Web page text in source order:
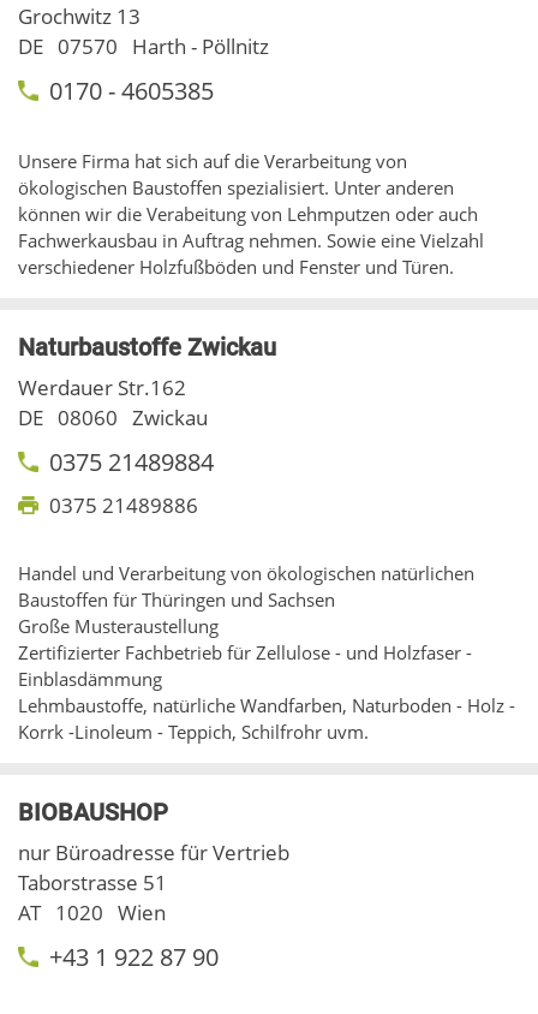
Grochwitz 13
DE 07570 Harth - Pöllnitz
0170 - 4605385
Unsere Firma hat sich auf die Verarbeitung von
ökologischen Baustoffen spezialisiert. Unter anderen
können wir die Verabeitung von Lehmputzen oder auch
Fachwerkausbau in Auftrag nehmen. Sowie eine Vielzahl
verschiedener Holzfußböden und Fenster und Türen.
Naturbaustoffe Zwickau
Werdauer Str.162
DE 08060 Zwickau
0375 21489884
0375 21489886
Handel und Verarbeitung von ökologischen natürlichen
Baustoffen für Thüringen und Sachsen
Große Musteraustellung
Zertifizierter Fachbetrieb für Zellulose - und Holzfaser -
Einblasdämmung
Lehmbaustoffe, natürliche Wandfarben, Naturboden - Holz -
Korrk -Linoleum - Teppich, Schilfrohr uvm.
BIOBAUSHOP
nur Büroadresse für Vertrieb
Taborstrasse 51
AT 1020 Wien
+43 1 922 87 90